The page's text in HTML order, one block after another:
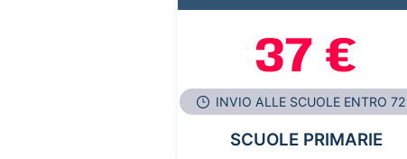
37 €
INVIO ALLE SCUOLE ENTRO
SCUOLE PRIMARIE